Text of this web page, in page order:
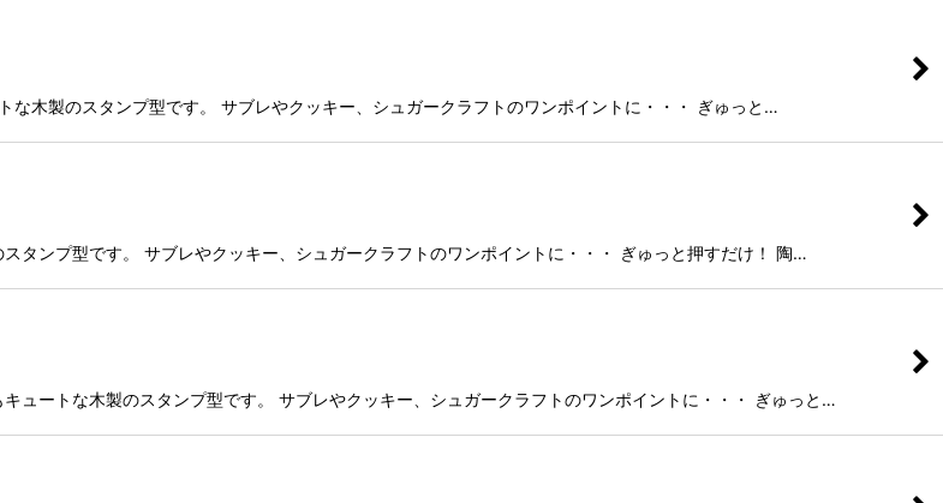
木製のスタンプ型です。 サブレやクッキー、シュガークラフトのワンポイントに・・・ ぎゅっと…
ンプ型です。 サブレやクッキー、シュガークラフトのワンポイントに・・・ ぎゅっと押すだけ！ 陶…
ートな木製のスタンプ型です。 サブレやクッキー、シュガークラフトのワンポイントに・・・ ぎゅっと…